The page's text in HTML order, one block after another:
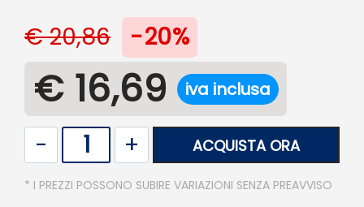
€ 20,86 -20%
€ 16,69 iva inclusa
ACQUISTA ORA
* I PREZZI POSSONO SUBIRE VARIAZIONI SENZA PREAVVISO